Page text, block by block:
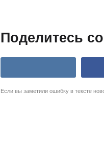
Поделитесь
Если вы заметили ошибку в тексте